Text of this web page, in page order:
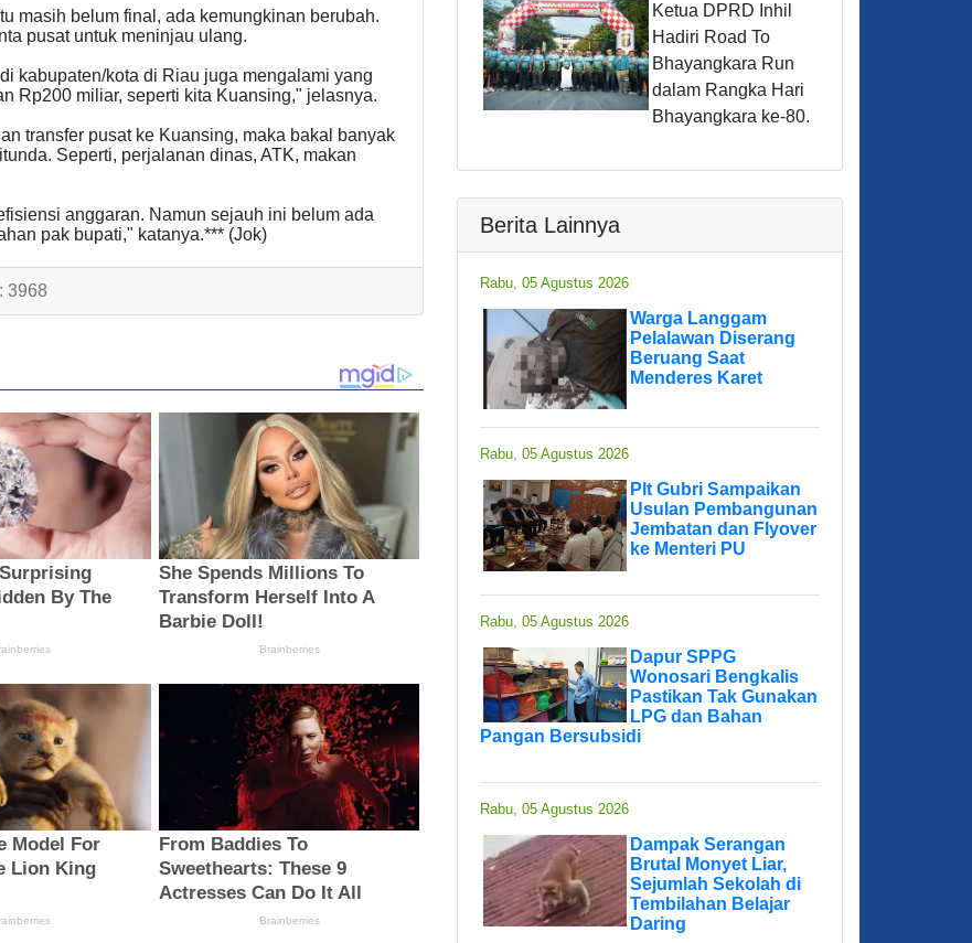
masih belum final, ada kemungkinan berubah.
pusat untuk meninjau ulang.
kabupaten/kota di Riau juga mengalami yang
Rp200 miliar, seperti kita Kuansing," jelasnya.
transfer pusat ke Kuansing, maka bakal banyak
Seperti, perjalanan dinas, ATK, makan
anggaran. Namun sejauh ini belum ada
pak bupati," katanya.*** (Jok)
3968
Ketua DPRD Inhil
Hadiri Road To
Bhayangkara Run
dalam Rangka Hari
Bhayangkara ke-80.
Berita Lainnya
Rabu, 05 Agustus 2026
Warga Langgam
Pelalawan Diserang
Beruang Saat
Menderes Karet
Rabu, 05 Agustus 2026
Plt Gubri Sampaikan
Usulan Pembangunan
Jembatan dan Flyover
ke Menteri PU
Rabu, 05 Agustus 2026
Dapur SPPG
Wonosari Bengkalis
Pastikan Tak Gunakan
LPG dan Bahan
Pangan Bersubsidi
Rabu, 05 Agustus 2026
Dampak Serangan
Brutal Monyet Liar,
Sejumlah Sekolah di
Tembilahan Belajar
Daring